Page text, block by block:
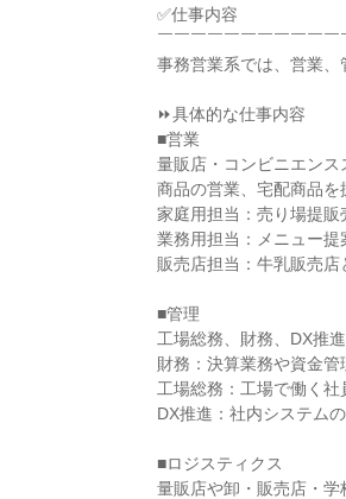
✅仕事内容
￣￣￣￣￣￣￣￣￣￣￣
事務営業系では、営業、
⏩具体的な仕事内容
■営業
量販店・コンビニエン
商品の営業、宅配商品を
家庭用担当：売り場提
業務用担当：メニュー提
販売店担当：牛乳販売
■管理
工場総務、財務、DX推
財務：決算業務や資金管
工場総務：工場で働く
DX推進：社内システム
■ロジスティクス
量販店や卸・販売店・学